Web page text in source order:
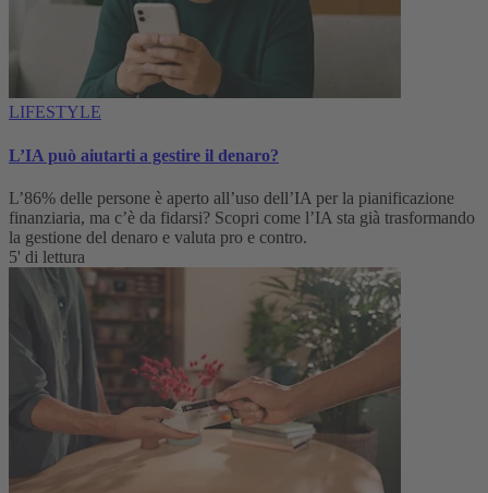
LIFESTYLE
L’IA può aiutarti a gestire il denaro?
L’86% delle persone è aperto all’uso dell’IA per la pianificazione
finanziaria, ma c’è da fidarsi? Scopri come l’IA sta già trasformando
la gestione del denaro e valuta pro e contro.
5' di lettura